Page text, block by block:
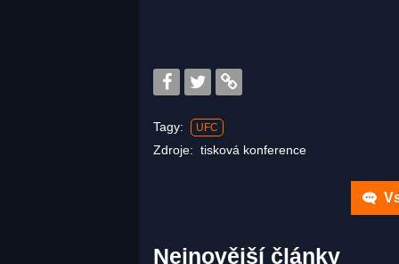
Tagy: UFC
Zdroje: tisková konference
Nejnovější články